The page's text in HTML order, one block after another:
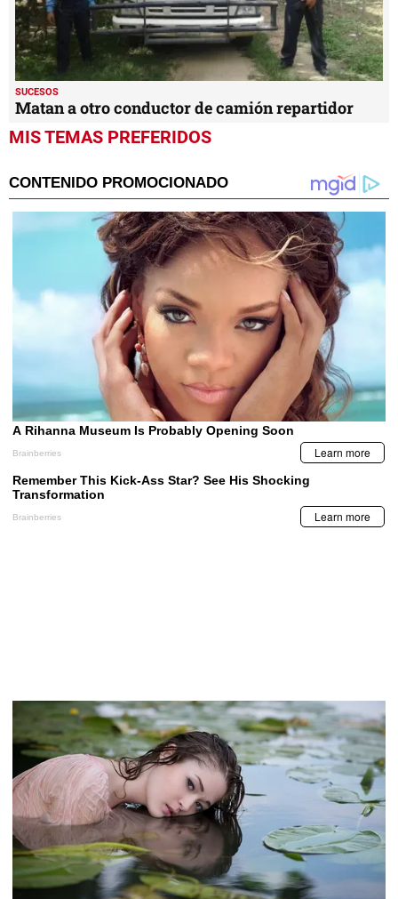
SUCESOS
Matan a otro conductor de camión repartidor
MIS TEMAS PREFERIDOS